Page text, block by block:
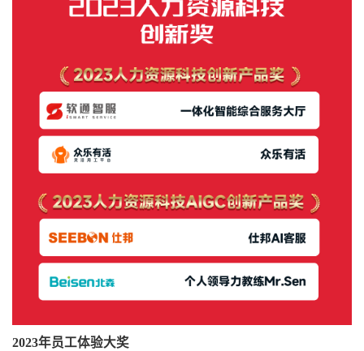
2023年员工体验大奖